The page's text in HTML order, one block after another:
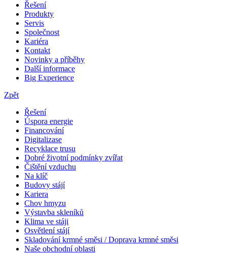
Řešení
Produkty
Servis
Společnost
Kariéra
Kontakt
Novinky a příběhy
Další informace
Big Experience
Zpět
Řešení
Úspora energie
Financování
Digitalizase
Recyklace trusu
Dobré životní podmínky zvířat
Čištění vzduchu
Na klíč
Budovy stájí
Kariera
Chov hmyzu
Výstavba skleníků
Klima ve stáji
Osvětlení stájí
Skladování krmné směsi / Doprava krmné směsi
Naše obchodní oblasti